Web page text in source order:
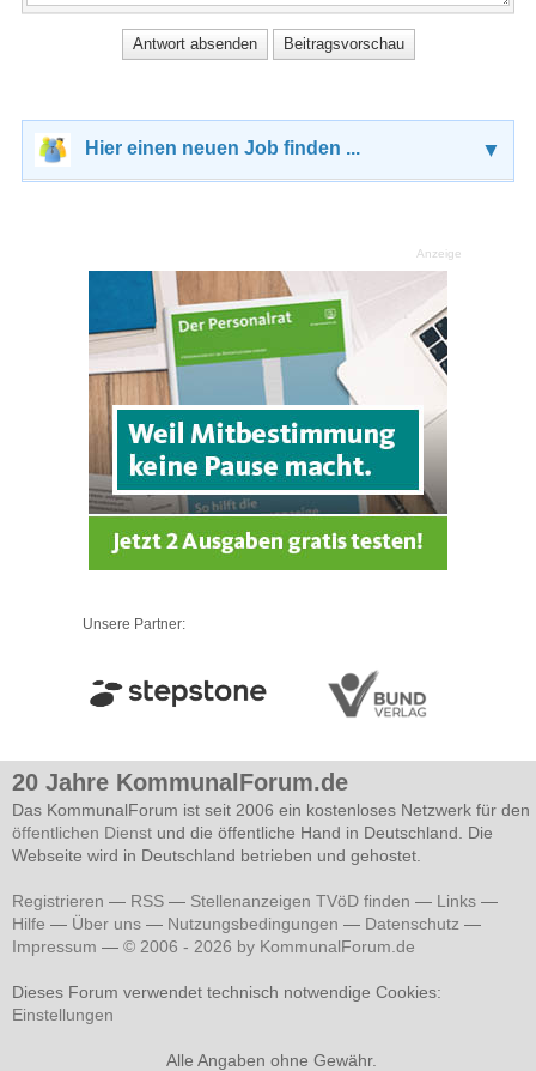
Hier einen neuen Job finden ... ▼
Anzeige
Unsere Partner:
20 Jahre KommunalForum.de
Das KommunalForum ist seit 2006 ein kostenloses Netzwerk für den
öffentlichen Dienst und die öffentliche Hand in Deutschland. Die
Webseite wird in Deutschland betrieben und gehostet.
Registrieren — RSS — Stellenanzeigen TVöD finden — Links —
Hilfe — Über uns — Nutzungsbedingungen — Datenschutz —
Impressum — © 2006 - 2026 by KommunalForum.de
Dieses Forum verwendet technisch notwendige Cookies:
Einstellungen
Alle Angaben ohne Gewähr.